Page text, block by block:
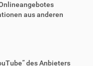
aus anderen
des Anbieters